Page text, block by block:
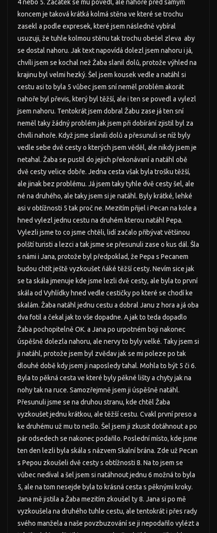
4 nebo 5. Začátek se mu povedl, ale nahoře před samým
koncem je taková krátká kolmá stěna ve které se trochu
zasekl a podle expresek, které jsem následně vybíral
usuzuji, že tuhle kolmou stěnu tak trochu obešel zleva aby
se dostal nahoru. Jak text napovídá dolezl jsem nahoru i já,
chvíli jsem se kochal než Žaba slanil dolů, protože výhled na
krajinu byl velmi hezký. Šel jsem kousek vedle a natáhl si
cestu asi to byla 5 vůbec jsem sní neměl problém akorát
nahoře byl převis, který byl těžší, ale i ten se povedl a vylezl
jsem nahoru. Tentokrát jsem dobral Žabu zase já ten sní
neměl taky žádný problém jak jsem při dobírání zjistil byl za
chvíli nahoře. Když jsme slanili dolů a přesunuli se níž byly
vedle sebe dvě cesty o kterých jsem věděl, ale nikdy jsem je
netahal. Žaba se pustil do jejich překonávaní a natáhl obě
dvě cesty velice dobře. Jedna cesta však byla trošku těžší,
ale jinak bez problému. Já jsem taky tyhle dvě cesty šel, ale
né na druhého, ale taky jsem si je natáhl. Byly krátké, lehké
asi v obtížnosti 5 tak proč ne. Mezitím přijel i Pecan na kole a
hned vylezl jednu cestu na druhém kterou natáhl Pepa.
Vylezli jsme to co jsme chtěli, lidí začalo přibývat většinou
polští turisti a lezci a tak jsme se přesunuli zase o kus dál. Šla
s námi i Jana, protože byl předpoklad, že Pepa s Pecanem
budou chtít ještě vyzkoušet ňáké těžší cesty. Nevím sice jak
se ta skála jmenuje kde jsme lezli dvě cesty, ale byla to první
skála od Vyhlídky hned vedle cestičky po které se chodí ke
skalám. Žaba natáhl jednu cestu a dobral Janu z hora a já oba
dva fotil a čekal jak to vše dopadne. A jak to teda dopadlo
Žaba pochopitelně OK. a Jana po urpotném boji nakonec
úspěšně dolezla nahoru, ale nervy to byly velké. Taky jsem si
ji natáhl, protože jsem byl zvědav jak se mi poleze po tak
dlouhé době kdy jsem ji naposledy tahal. Mohla to být 5 či 6.
Byla to pěkná cesta ve které byly pěkné lišty a chyty jak na
nohy tak na ruce. Samozřejmně jsem ji úspěšně natáhl.
Přesunuli jsme se na druhou stranu, kde chtěl Žaba
vyzkoušet jednu krátkou, ale těžší cestu. Cvakl první preso a
ke druhému už mu to nešlo. Šel jsem ji zkusit dotáhnout a po
pár odsedech se nakonec podařilo. Poslední místo, kde jsme
ten den lezli byla skála s názvem Skalní brána. Zde už Pecan
s Pepou zkoušeli dvě cesty s obtížnosti 8. Na to jsem se
vůbec nedíval a šel jsem si natáhnout jednu 6 možná to byla
5, ale na tom nesejde byla to krásná cesta s pěknými kroky.
Jana mě jistila a Žaba mezitím zkoušel ty 8. Jana si po mě
vyzkoušela na druhého tuhle cestu, ale tentokrát i přes rady
svého manžela a naše povzbuzování se ji nepodařilo vylézt a